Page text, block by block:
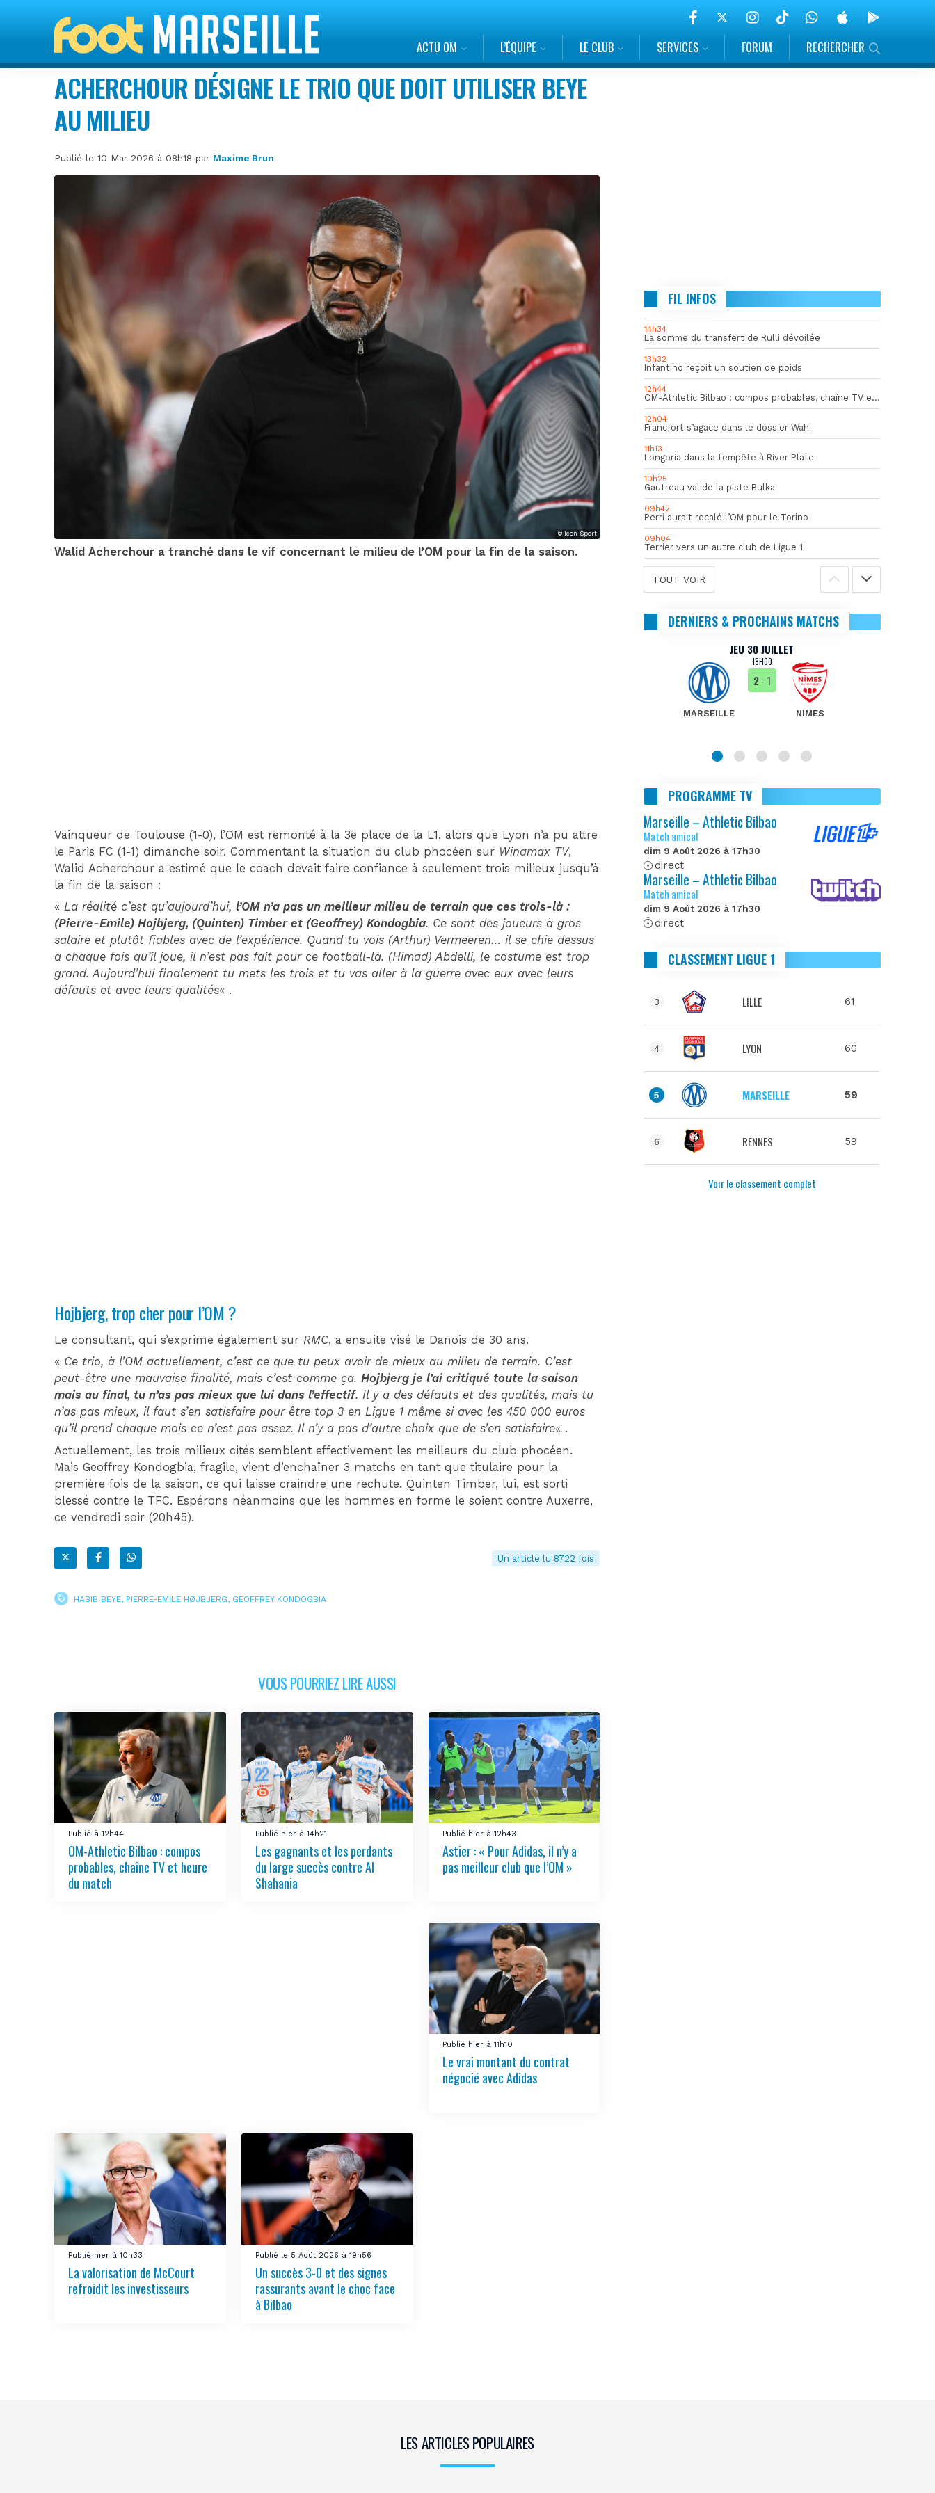
ACTU OM L’ÉQUIPE LE CLUB SERVICES FORUM RECHERCHER
ACHERCHOUR DÉSIGNE LE TRIO QUE DOIT UTILISER BEYE
AU MILIEU
Publié le 10 Mar 2026 à 08h18 par Maxime Brun
© Icon Sport
Walid Acherchour a tranché dans le vif concernant le milieu de l’OM pour la fin de la saison.
Vainqueur de Toulouse (1-0), l’OM est remonté à la 3e place de la L1, alors que Lyon n’a pu attre
le Paris FC (1-1) dimanche soir. Commentant la situation du club phocéen sur Winamax TV,
Walid Acherchour a estimé que le coach devait faire confiance à seulement trois milieux jusqu’à
la fin de la saison :
« La réalité c’est qu’aujourd’hui,l’OM n’a pas un meilleur milieu de terrain que ces trois-là :
(Pierre-Emile) Hojbjerg, (Quinten) Timber et (Geoffrey) Kondogbia. Ce sont des joueurs à gros
salaire et plutôt fiables avec de l’expérience. Quand tu vois (Arthur) Vermeeren… il se chie dessus
à chaque fois qu’il joue, il n’est pas fait pour ce football-là. (Himad) Abdelli, le costume est trop
grand. Aujourd’hui finalement tu mets les trois et tu vas aller à la guerre avec eux avec leurs
défauts et avec leurs qualités« .
Hojbjerg, trop cher pour l’OM ?
Le consultant, qui s’exprime également sur RMC, a ensuite visé le Danois de 30 ans.
« Ce trio, à l’OM actuellement, c’est ce que tu peux avoir de mieux au milieu de terrain. C’est
peut-être une mauvaise finalité, mais c’est comme ça.Hojbjerg je l’ai critiqué toute la saison
mais au final, tu n’as pas mieux que lui dans l’effectif. Il y a des défauts et des qualités, mais tu
n’as pas mieux, il faut s’en satisfaire pour être top 3 en Ligue 1 même si avec les 450 000 euros
qu’il prend chaque mois ce n’est pas assez. Il n’y a pas d’autre choix que de s’en satisfaire« .
Actuellement, les trois milieux cités semblent effectivement les meilleurs du club phocéen.
Mais Geoffrey Kondogbia, fragile, vient d’enchaîner 3 matchs en tant que titulaire pour la
première fois de la saison, ce qui laisse craindre une rechute. Quinten Timber, lui, est sorti
blessé contre le TFC. Espérons néanmoins que les hommes en forme le soient contre Auxerre,
ce vendredi soir (20h45).
Un article lu 8722 fois
HABIB BEYE, PIERRE-EMILE HØJBJERG, GEOFFREY KONDOGBIA
VOUS POURRIEZ LIRE AUSSI
Publié à 12h44
OM-Athletic Bilbao : compos
probables, chaîne TV et heure
du match
Publié hier à 14h21
Les gagnants et les perdants
du large succès contre Al
Shahania
Publié hier à 12h43
Astier : « Pour Adidas, il n’y a
pas meilleur club que l’OM »
Publié hier à 11h10
Le vrai montant du contrat
négocié avec Adidas
Publié hier à 10h33
La valorisation de McCourt
refroidit les investisseurs
Publié le 5 Août 2026 à 19h56
Un succès 3-0 et des signes
rassurants avant le choc face
à Bilbao
FIL INFOS
14h34
La somme du transfert de Rulli dévoilée
13h32
Infantino reçoit un soutien de poids
12h44
OM-Athletic Bilbao : compos probables, chaîne TV et heure du match
12h04
Francfort s’agace dans le dossier Wahi
11h13
Longoria dans la tempête à River Plate
10h25
Gautreau valide la piste Bulka
09h42
Perri aurait recalé l’OM pour le Torino
09h04
Terrier vers un autre club de Ligue 1
TOUT VOIR
DERNIERS & PROCHAINS MATCHS
JEU 30 JUILLET
18H00
MARSEILLE
2- 1
NIMES
PROGRAMME TV
Marseille – Athletic Bilbao
Match amical
dim 9 Août 2026 à 17h30
direct
Marseille – Athletic Bilbao
Match amical
dim 9 Août 2026 à 17h30
direct
CLASSEMENT LIGUE 1
3 LILLE 61
4 LYON 60
5 MARSEILLE 59
6 RENNES 59
Voir le classement complet
LES ARTICLES POPULAIRES